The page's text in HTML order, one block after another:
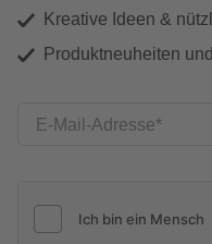
Kreative Ideen &
Produktneuheiten
E-Mail-Adresse